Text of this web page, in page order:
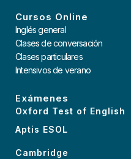
Cursos Online
Inglés general
Clases de conversación
Clases particulares
Intensivos de verano
Exámenes
Oxford Test of English
Aptis ESOL
Cambridge